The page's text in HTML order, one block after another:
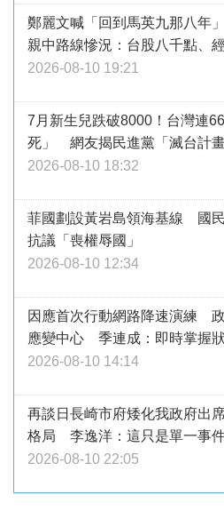
鄭麗文喊「回到馬英九那八年
親中路線慘況：台股八千點、
2026-08-10 19:21
7月新生兒跌破8000！台灣連
死」 網友揭民進黨「滅台計
2026-08-10 18:32
菲國劃設黃岩島領海基線 國
抗議「喪權辱國」
2026-08-10 12:34
因應首次行動網路降速演練
應變中心 季連成：即時掌握
2026-08-10 14:14
再談日長崎市府矮化我政府出
格局 李逸洋：這只是單一事
2026-08-10 22:05